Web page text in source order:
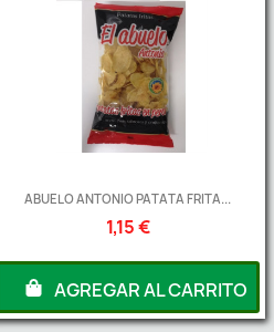
ABUELO ANTONIO PATATA FRITA...
1,15 €
AGREGAR AL CARRITO